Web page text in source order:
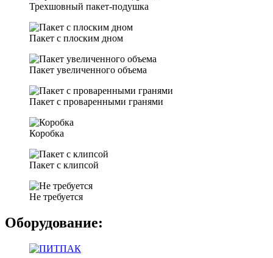
Трехшовный пакет-подушка
Пакет с плоским дном
Пакет увеличенного объема
Пакет с проваренными гранями
Коробка
Пакет с клипсой
Не требуется
Оборудование: